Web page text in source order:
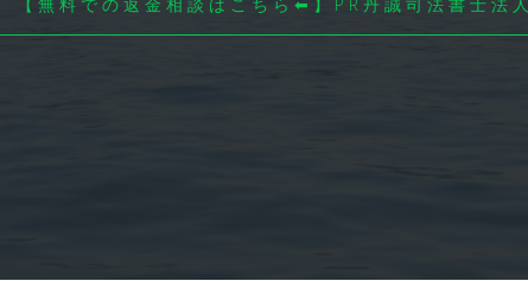
【無料での返金相談はこちら⬅】PR丹誠司法書士法人